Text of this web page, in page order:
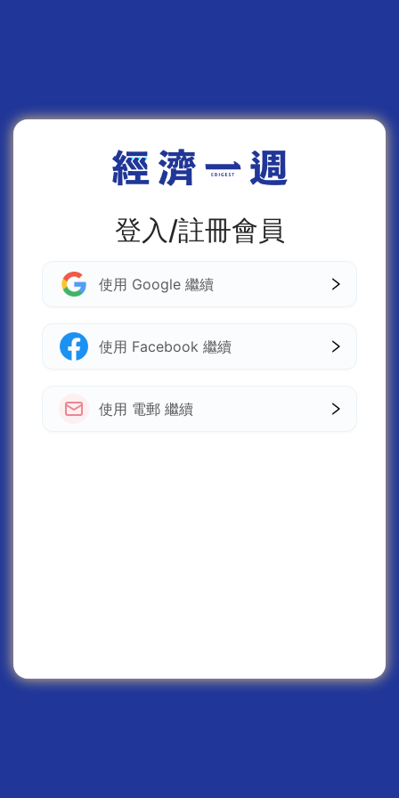
登入/註冊會員
使用 Google 繼續
使用 Facebook 繼續
使用 電郵 繼續